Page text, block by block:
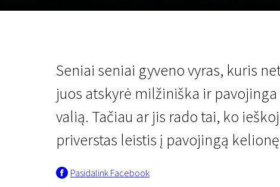
Seniai seniai gyveno vyras, kuris
juos atskyrė milžiniška ir
valią. Tačiau ar jis rado tai, ko
priverstas leistis į pavojingą
Pasidalink Facebook